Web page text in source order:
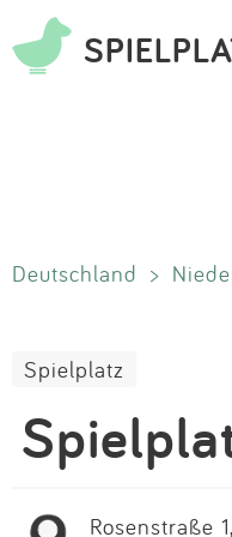
Deutschland >
Spielplatz
Rosenstraße